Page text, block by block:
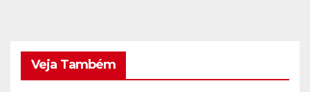
Veja Também